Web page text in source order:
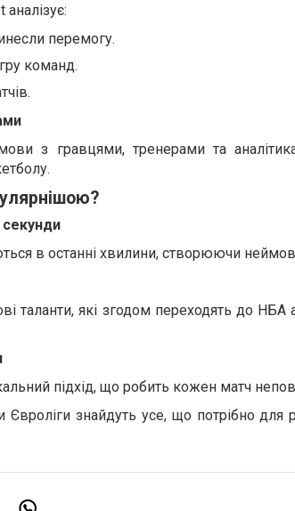
перемогу.
команд.
з гравцями, тренерами та
в останні хвилини, створюючи
таланти, які згодом переходять до
підхід, що робить кожен матч
знайдуть усе, що потрібно для